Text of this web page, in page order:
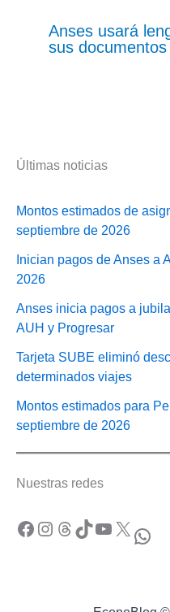
Anses usará
sus documentos
Últimas noticias
Montos estimados de
septiembre de 2026
Inician pagos de Anses a
2026
Anses inicia pagos a
AUH y Progresar
Tarjeta SUBE eliminó
determinados viajes
Montos estimados para
septiembre de 2026
Nuestras redes
Facebook Instagram Threads TikTok YouTube X WhatsApp